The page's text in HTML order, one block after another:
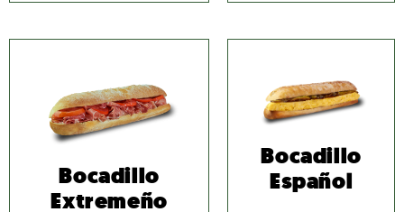
Bocadillo
Extremeño
Bocadillo
Español